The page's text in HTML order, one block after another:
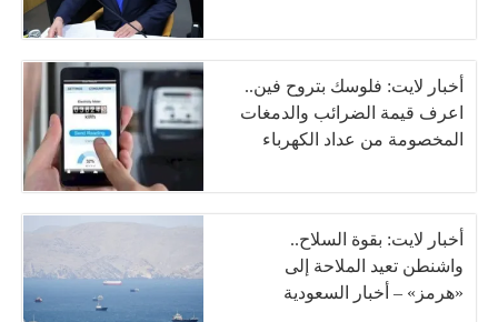
أخبار لايت: فلوسك بتروح فين..
اعرف قيمة الضرائب والدمغات
المخصومة من عداد الكهرباء
أخبار لايت: بقوة السلاح..
واشنطن تعيد الملاحة إلى
«هرمز» – أخبار السعودية